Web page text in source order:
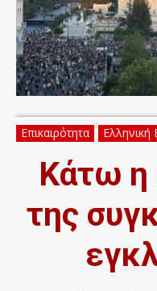
Επικαιρότητα Ελληνική
Κάτω η
της